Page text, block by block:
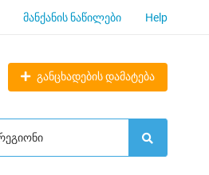
მანქანის ნაწილები Help
განცხადების დამატება